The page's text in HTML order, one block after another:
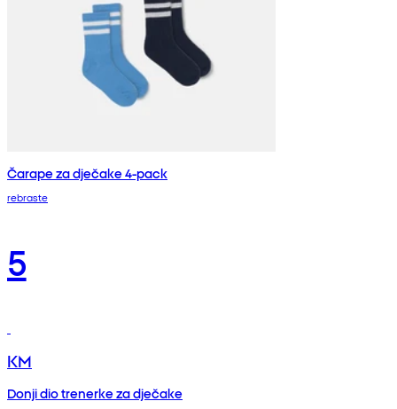
Čarape za dječake 4-pack
rebraste
5
KM
Donji dio trenerke za dječake